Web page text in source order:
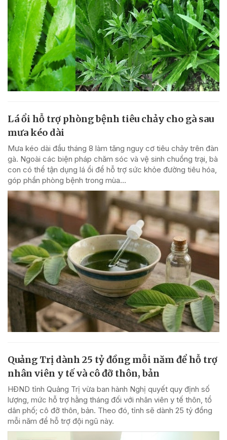
Lá ổi hỗ trợ phòng bệnh tiêu chảy cho gà sau
mưa kéo dài
Mưa kéo dài đầu tháng 8 làm tăng nguy cơ tiêu chảy trên đàn
gà. Ngoài các biện pháp chăm sóc và vệ sinh chuồng trại, bà
con có thể tận dụng lá ổi để hỗ trợ sức khỏe đường tiêu hóa,
góp phần phòng bệnh trong mùa...
Quảng Trị dành 25 tỷ đồng mỗi năm để hỗ trợ
nhân viên y tế và cô đỡ thôn, bản
HĐND tỉnh Quảng Trị vừa ban hành Nghị quyết quy định số
lượng, mức hỗ trợ hằng tháng đối với nhân viên y tế thôn, tổ
dân phố; cô đỡ thôn, bản. Theo đó, tỉnh sẽ dành 25 tỷ đồng
mỗi năm để hỗ trợ đội ngũ này.